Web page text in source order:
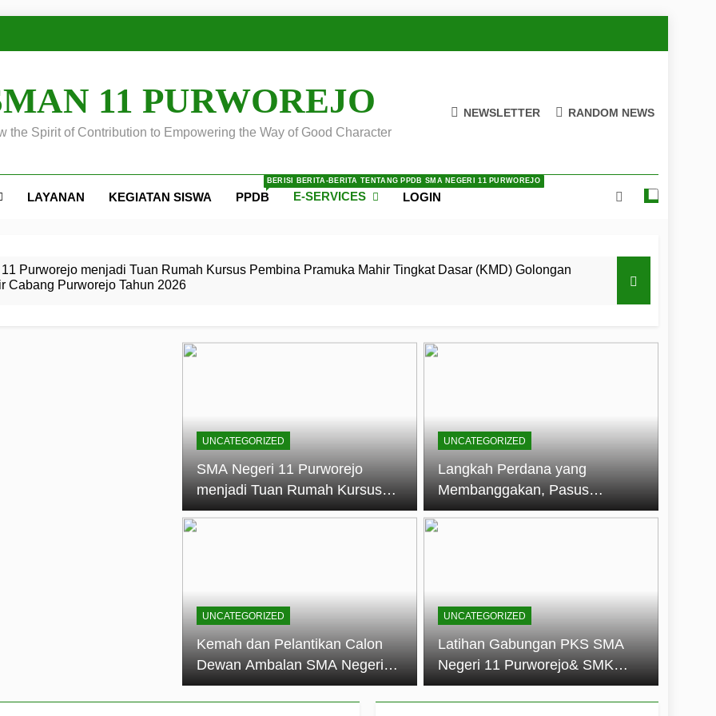
11 PURWOREJO
the Spirit of Contribution to Empowering the Way of Good Character
NEWSLETTER RANDOM NEWS
LAYANAN KEGIATAN SISWA PPDB
BERISI BERITA-BERITA TENTANG PPDB SMA NEGERI 11 PURWOREJO
E-SERVICES LOGIN
Purworejo menjadi Tuan Rumah Kursus Pembina Pramuka Mahir Tingkat Dasar (KMD) Golongan
Cabang Purworejo Tahun 2026
Calon Dewan Ambalan SMA Negeri 11 Purworejo: Membentuk Jiwa Kepemimpinan, Disiplin,
11 Purworejo Sukses Gelar LPBB Jatayudha Open 2 Tahun 2026
Tingkat
Gugus Depan
di LKBB
oleh Pasukan Khusus
11
Negeri 11 Purworejo
menjadi lokasi pelaksanaan
UNCATEGORIZED
SMA Negeri 11 Purworejo
menjadi Tuan Rumah Kursus
Pembina Pramuka Mahir
UNCATEGORIZED
Langkah Perdana yang
Membanggakan, Pasus
Jatayudha Ukir Prestasi di
UNCATEGORIZED
Kemah dan Pelantikan Calon
Dewan Ambalan SMA Negeri
11 Purworejo: Membentuk Jiwa
Kepemimpinan, Disiplin, dan
UNCATEGORIZED
Latihan Gabungan PKS SMA
Negeri 11 Purworejo& SMK
Negeri 6 Purworejo:
Membangun Disiplin,